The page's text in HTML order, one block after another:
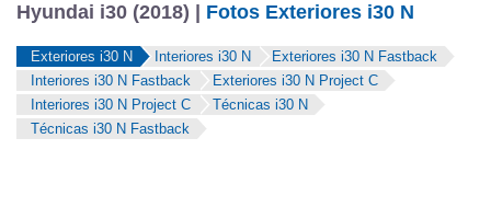
Hyundai i30 (2018) | Fotos Exteriores i30 N
Exteriores i30 N Interiores i30 N
Exteriores i30 N Fastback
Interiores i30 N Fastback
Exteriores i30 N Project C
Interiores i30 N Project C
Técnicas i30 N
Técnicas i30 N Fastback